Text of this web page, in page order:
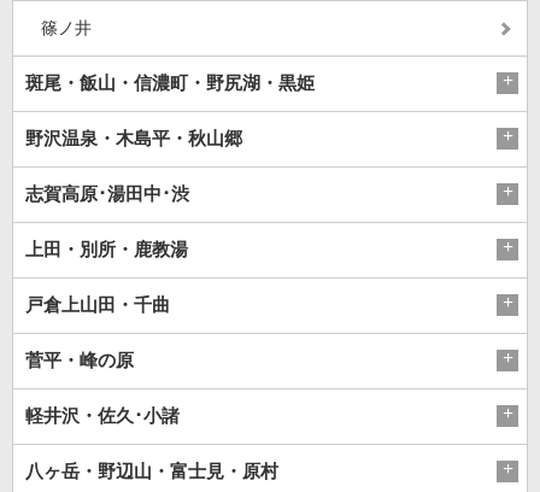
篠ノ井
斑尾・飯山・信濃町・野尻湖・黒姫
野沢温泉・木島平・秋山郷
志賀高原･湯田中･渋
上田・別所・鹿教湯
戸倉上山田・千曲
菅平・峰の原
軽井沢・佐久･小諸
八ヶ岳・野辺山・富士見・原村